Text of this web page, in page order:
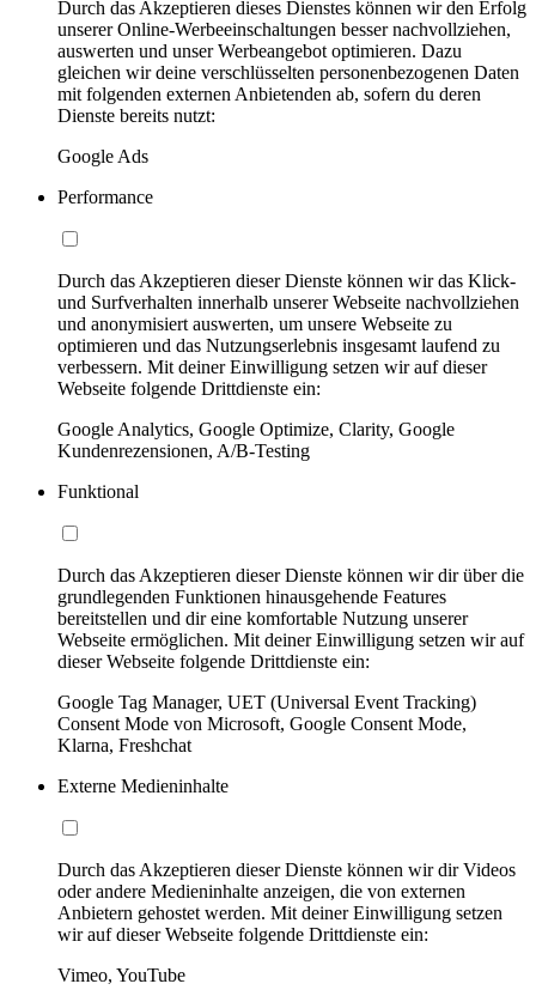
Durch das Akzeptieren dieses Dienstes können wir den Erfolg
unserer Online-Werbeeinschaltungen besser nachvollziehen,
auswerten und unser Werbeangebot optimieren. Dazu
gleichen wir deine verschlüsselten personenbezogenen Daten
mit folgenden externen Anbietenden ab, sofern du deren
Dienste bereits nutzt:
Google Ads
Performance
Durch das Akzeptieren dieser Dienste können wir das Klick-
und Surfverhalten innerhalb unserer Webseite nachvollziehen
und anonymisiert auswerten, um unsere Webseite zu
optimieren und das Nutzungserlebnis insgesamt laufend zu
verbessern. Mit deiner Einwilligung setzen wir auf dieser
Webseite folgende Drittdienste ein:
Google Analytics, Google Optimize, Clarity, Google
Kundenrezensionen, A/B-Testing
Funktional
Durch das Akzeptieren dieser Dienste können wir dir über die
grundlegenden Funktionen hinausgehende Features
bereitstellen und dir eine komfortable Nutzung unserer
Webseite ermöglichen. Mit deiner Einwilligung setzen wir auf
dieser Webseite folgende Drittdienste ein:
Google Tag Manager, UET (Universal Event Tracking)
Consent Mode von Microsoft, Google Consent Mode,
Klarna, Freshchat
Externe Medieninhalte
Durch das Akzeptieren dieser Dienste können wir dir Videos
oder andere Medieninhalte anzeigen, die von externen
Anbietern gehostet werden. Mit deiner Einwilligung setzen
wir auf dieser Webseite folgende Drittdienste ein:
Vimeo, YouTube